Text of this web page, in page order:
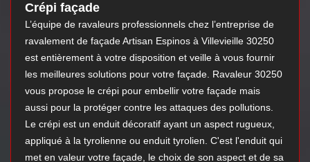
Crépi façade
L’équipe de ravaleurs professionnels chez l’entreprise de
ravalement de façade Artisan Espinos à Villevieille 30250
est entièrement à votre disposition et veille à vous fournir
les meilleures solutions pour votre façade. Ravaleur 30250
vous propose le crépi pour embellir votre façade mais
aussi pour la protéger contre les attaques des pollutions.
Le crépi est un enduit décoratif ayant un aspect rugueux,
appliqué à la tyrolienne ou enduit tyrolien. C'est l'enduit qui
met en valeur votre façade, le choix de son aspect et de sa